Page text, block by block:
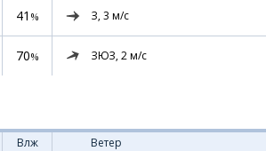
41 % З, 3 м/с
70% ЗЮЗ, 2м/с
Влж
Ветер